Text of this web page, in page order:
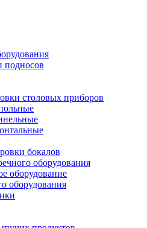
столовых приборов
бокалов
оборудования
оборудование
оборудования